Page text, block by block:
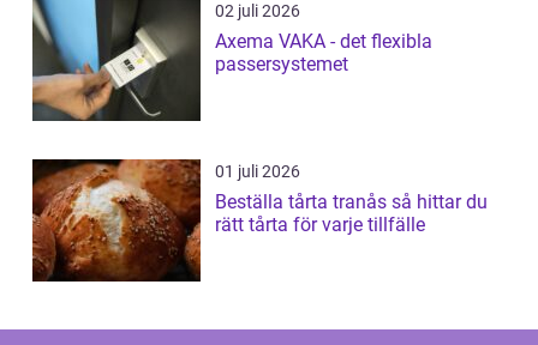
02 juli 2026
Axema VAKA - det flexibla
passersystemet
01 juli 2026
Beställa tårta tranås så hittar du
rätt tårta för varje tillfälle